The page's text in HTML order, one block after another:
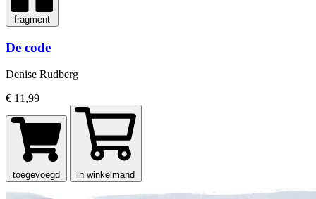
fragment
De code
Denise Rudberg
€ 11,99
toegevoegd in winkelmand